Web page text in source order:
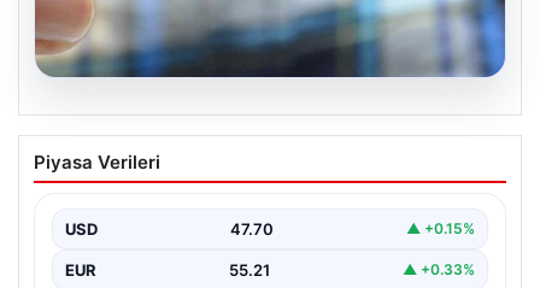
Altın fiyatları canlı 8 Nisan 2026: Altın
fiyatları ne kadar oldu? Gram, çeyrek,
fiyatları
Piyasa Verileri
USD 47.70 ▲ +0.15%
EUR 55.21 ▲ +0.33%